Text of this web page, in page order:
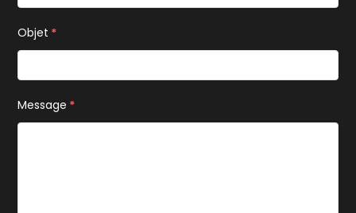
Objet *
Message *